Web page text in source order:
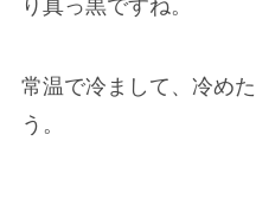
り真っ黒ですね。
常温で冷まして、冷め
う。